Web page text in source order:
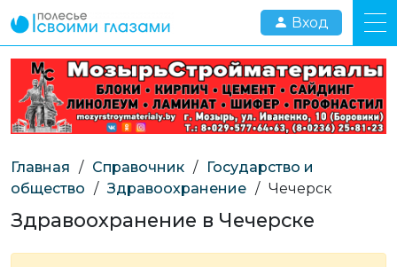
Вход
Главная / Справочник /
Государство и
общество / Здравоохранение / Чечерск
Здравоохранение в Чечерске